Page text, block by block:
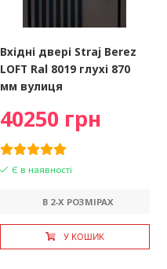
Вхідні двері Straj Berez
LOFT Ral 8019 глухі 870
мм вулиця
40250 грн
Є в наявності
В 2-X РОЗМІРАХ
У КОШИК